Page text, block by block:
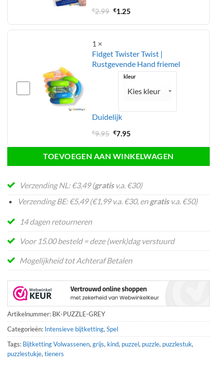
€2.99 Oorspronkelijke
was:
€1.25Huidige
is:
1 ×
Fidget Twister Twist |
Rustgevende Hand friemel
kleur
Duidelijk
€9.95 Oorspronkelijke
was:
€9.95.
€7.95Huidige
is:
€7.95.
TOEVOEGEN AAN WINKELWAGEN
Verzending NL: €3,49 (gratisv.a. €30)
Verzending BE: €5,49 (€1,99 v.a. €30, engratisv.a. €50)
14 dagen retourneren
Voor 15.00 besteld = deze (werk)dag verstuurd
Mogelijkheid tot Achteraf Betalen
Artikelnummer: BK-PUZZLE-GREY
Categorieën: Intensieve bijtketting,Spel
Tags: Bijtketting Volwassenen,grijs, kind, puzzel, puzzle, puzzlestuk,
puzzlestukje,tieners